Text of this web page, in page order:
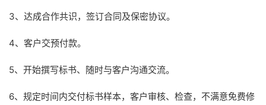
3、达成合作共识，签订合同及保密协议。
4、客户交预付款。
5、开始撰写标书、随时与客户沟通交流。
6、规定时间内交付标书样本，客户审核、检查，不满意免费修